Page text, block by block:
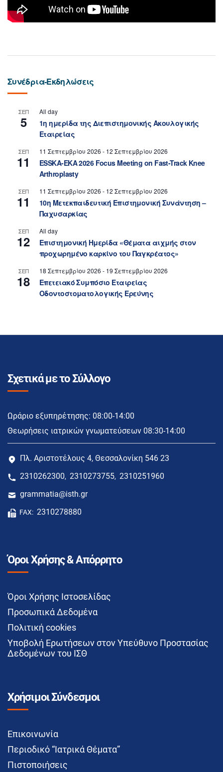
Συνέδρια-Εκδηλώσεις
ΣΕΠ
5
All day
1η ημερίδα της Διεπιστημονικής Ακουλογικής
Εταιρείας
ΣΕΠ
11
11 Σεπτεμβρίου 2026 - 12 Σεπτεμβρίου 2026
ESSKA-EKA 2026 Focus Meeting on Fast-Track Knee
Arthroplasty
ΣΕΠ
11
11 Σεπτεμβρίου 2026 - 12 Σεπτεμβρίου 2026
10η Μετεκπαιδευτική Επιστημονική Συνάντηση –
Παχυσαρκίας
ΣΕΠ
12
All day
Επιστημονική Ημερίδα «Θέματα αιχμής στον
προχωρημένο καρκίνο του Παγκρέατος»
ΣΕΠ
18
18 Σεπτεμβρίου 2026 - 19 Σεπτεμβρίου 2026
Επετειακό Συμπόσιο Εταιρείας
Οδοντοστοματολογικής Ερεύνης
Σχετικά με το Σύλλογο
Ωράριο εξυπηρέτησης: 08:00-14:00
Θεωρήσεις ιατρικών γνωματεύσεων 08:30-14:00
Πλ. Αριστοτέλους 4, Θεσσαλονίκη 546 23
2310262300, 2310273755, 2310251960
grammatia@isth.gr
FAX: 2310278880
Όροι Χρήσης & Απόρρητο
Όροι Χρήσης Ιστοσελίδας
Προσωπικά Δεδομένα
Πολιτική cookies
Υποβολή Ερωτήσεων στον Υπεύθυνο Προστασίας
Δεδομένων του ΙΣΘ
Χρήσιμοι Σύνδεσμοι
Επικοινωνία
Περιοδικό “Ιατρικά Θέματα”
Πιστοποιήσεις